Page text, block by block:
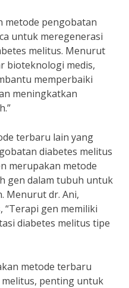
metode pengobatan
untuk meregenerasi
melitus. Menurut
bioteknologi medis,
memperbaiki
meningkatkan
terbaru lain yang
diabetes melitus
merupakan metode
gen dalam tubuh untuk
Menurut dr. Ani,
“Terapi gen memiliki
diabetes melitus tipe
metode terbaru
penting untuk